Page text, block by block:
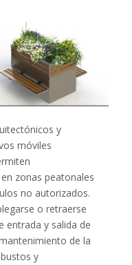
y
móviles
en zonas peatonales
no autorizados.
o retraerse
entrada y salida de
de la
y